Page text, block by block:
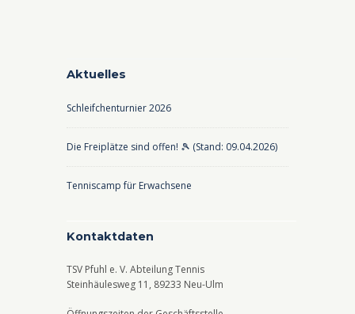
Aktuelles
Schleifchenturnier 2026
Die Freiplätze sind offen! 🎾 (Stand: 09.04.2026)
Tenniscamp für Erwachsene
Kontaktdaten
TSV Pfuhl e. V. Abteilung Tennis
Steinhäulesweg 11, 89233 Neu-Ulm